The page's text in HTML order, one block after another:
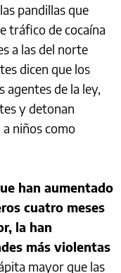
pandillas que
tráfico de cocaína
a las del norte
dicen que los
agentes de la ley,
y detonan
niños como
han aumentado
cuatro meses
la han
más violentas
mayor que las